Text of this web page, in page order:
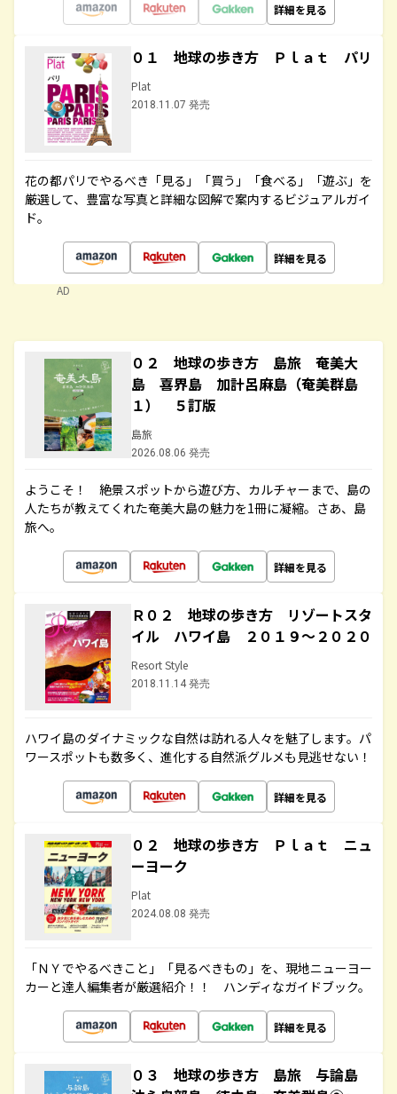
詳細を見る
０１ 地球の歩き方 Ｐｌａｔ パリ
Plat
2018.11.07 発売
花の都パリでやるべき「見る」「買う」「食べる」「遊ぶ」を
厳選して、豊富な写真と詳細な図解で案内するビジュアルガイ
ド。
詳細を見る
AD
０２ 地球の歩き方 島旅 奄美大
島 喜界島 加計呂麻島（奄美群島
１） ５訂版
島旅
2026.08.06 発売
ようこそ！ 絶景スポットから遊び方、カルチャーまで、島の
人たちが教えてくれた奄美大島の魅力を1冊に凝縮。さあ、島
旅へ。
詳細を見る
Ｒ０２ 地球の歩き方 リゾートスタ
イル ハワイ島 ２０１９～２０２０
Resort Style
2018.11.14 発売
ハワイ島のダイナミックな自然は訪れる人々を魅了します。パ
ワースポットも数多く、進化する自然派グルメも見逃せない！
詳細を見る
０２ 地球の歩き方 Ｐｌａｔ ニュ
ーヨーク
Plat
2024.08.08 発売
「ＮＹでやるべきこと」「見るべきもの」を、現地ニューヨー
カーと達人編集者が厳選紹介！！ ハンディなガイドブック。
詳細を見る
０３ 地球の歩き方 島旅 与論島